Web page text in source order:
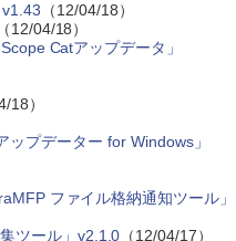
（12/04/18）
12/04/18）
Catアップデータ」
18）
ップデーター for Windows」
ファイル格納通知ツール」
ツール」v2.1.0 （12/04/17）